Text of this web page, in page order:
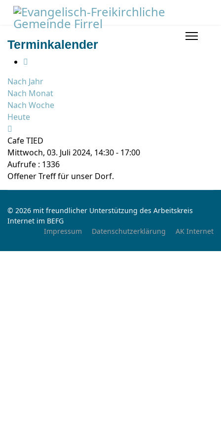
Terminkalender
Nach Jahr
Nach Monat
Nach Woche
Heute
Cafe TIED
Mittwoch, 03. Juli 2024, 14:30 - 17:00
Aufrufe : 1336
Offener Treff für unser Dorf.
© 2026 mit freundlicher Unterstützung des Arbeitskreis
Internet im BEFG
Impressum
Datenschutzerklärung AK Internet